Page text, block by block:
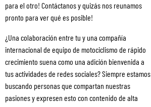
para el otro! Contáctanos y quizás nos reunamos
pronto para ver qué es posible!
¿Una colaboración entre tu y una compañía
internacional de equipo de motociclismo de rápido
crecimiento suena como una adición bienvenida a
tus actividades de redes sociales? Siempre estamos
buscando personas que compartan nuestras
pasiones y expresen esto con contenido de alta